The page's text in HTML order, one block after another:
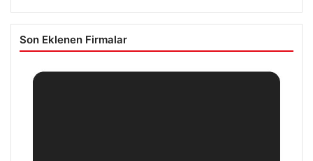
Ve Muhabbet Deneyimi
Son Eklenen Firmalar